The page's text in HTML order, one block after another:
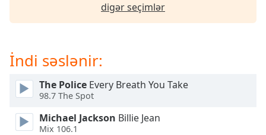
dialog
off,
selected
Audio
Track
Picture-
in-
digər seçimlər
İndi səslənir:
The Police Every Breath You Take
98.7 The Spot
Michael Jackson Billie Jean
Mix 106.1